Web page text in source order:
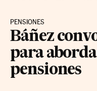
PENSIONES
Báñez
para
pensiones